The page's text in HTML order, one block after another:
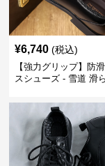
¥6,740 (税込)
【強力グリップ】防
スシューズ - 雪道 滑